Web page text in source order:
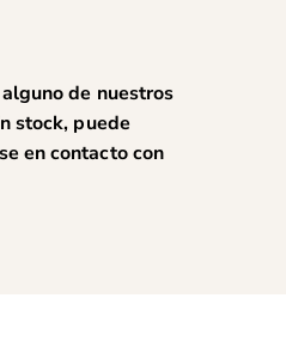
de nuestros
stock, puede
encontacto con